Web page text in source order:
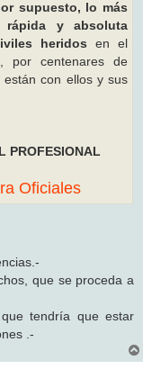
supuesto, lo más
rápida y absoluta
heridos en el
por centenares de
están con ellos y sus
PROFESIONAL
Oficiales
que se proceda a
tendría que estar
.-